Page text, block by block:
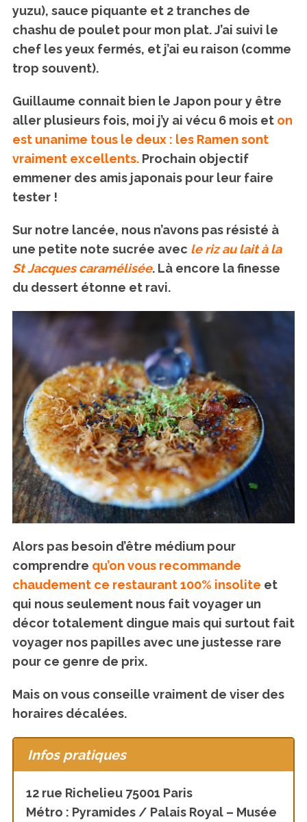
yuzu), sauce piquante et 2 tranches de
chashu de poulet pour mon plat. J’ai suivi le
chef les yeux fermés, et j’ai eu raison (comme
trop souvent).
Guillaume connait bien le Japon pour y être
aller plusieurs fois, moi j’y ai vécu 6 mois et on
est unanime tous le deux : les Ramen sont
vraiment excellents.Prochain objectif
emmener des amis japonais pour leur faire
tester !
Sur notre lancée, nous n’avons pas résisté à
une petite note sucrée avec le riz au lait à la
St Jacques caramélisée. Là encore la finesse
du dessert étonne et ravi.
Alors pas besoin d’être médium pour
comprendre qu’on vous recommande
chaudement ce restaurant 100% insolite et
qui nous seulement nous fait voyager un
décor totalement dingue mais qui surtout fait
voyager nos papilles avec une justesse rare
pour ce genre de prix.
Mais on vous conseille vraiment de viser des
horaires décalées.
Infos pratiques
12 rue Richelieu 75001 Paris
Métro : Pyramides / Palais Royal – Musée